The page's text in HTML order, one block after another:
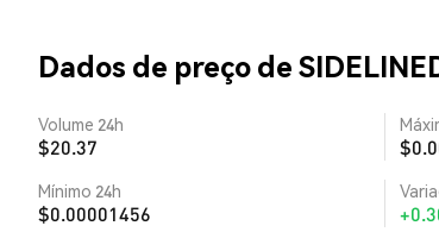
Dados de preço de
Volume 24h
$20.37
Mínimo 24h
$0.00001456